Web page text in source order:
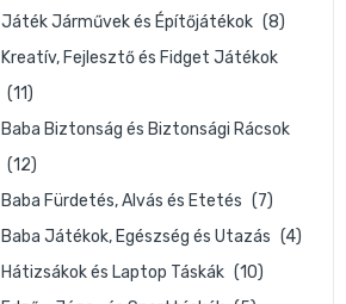
Játék Járművek és Építőjátékok (8)
Kreatív, Fejlesztő és Fidget Játékok
(11)
Baba Biztonság és Biztonsági Rácsok
(12)
Baba Fürdetés, Alvás és Etetés (7)
Baba Játékok, Egészség és Utazás (4)
Hátizsákok és Laptop Táskák (10)